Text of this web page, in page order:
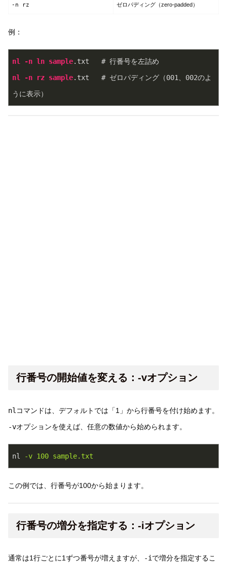
-n rz ゼロパディング（zero-padded）
例：
nl -n ln sample.txt
   # 行番号を左詰め
nl
-n rz sample.txt
   # ゼロパディング（001、002のよ
うに表示）
行番号の開始値を変える：-vオプション
nl コマンドは、デフォルトでは「1」から行番号を付け始めます。
-vオプションを使えば、任意の数値から始められます。
nl -v 100 sample.txt
この例では、行番号が100から始まります。
行番号の増分を指定する：-iオプション
通常は1行ごとに1ずつ番号が増えますが、 -i で増分を指定するこ